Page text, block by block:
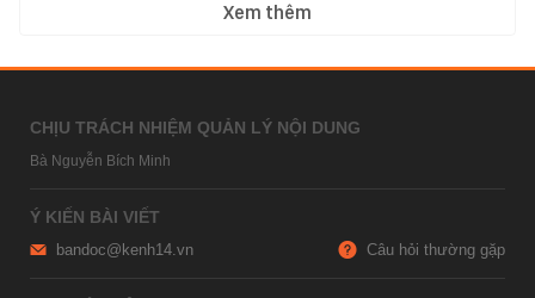
Xem thêm
CHỊU TRÁCH NHIỆM QUẢN LÝ NỘI DUNG
Bà Nguyễn Bích Minh
Ý KIẾN BÀI VIẾT
bandoc@kenh14.vn Câu hỏi thường gặp